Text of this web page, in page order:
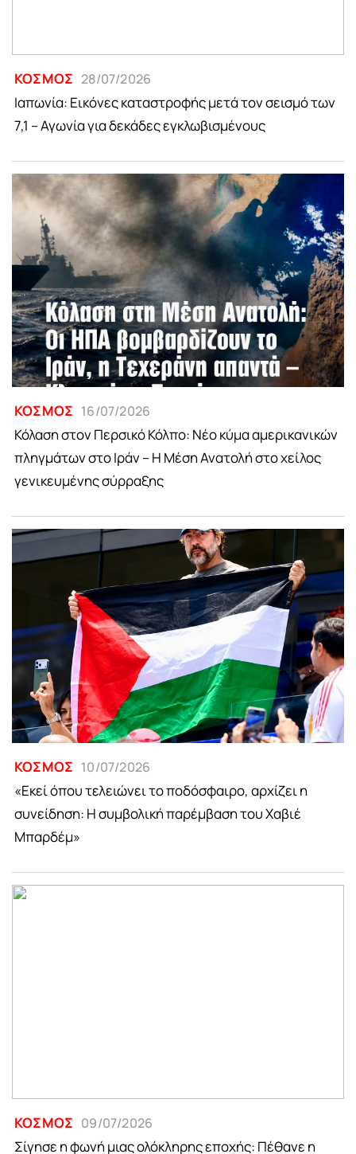
ΚΟΣΜΟΣ 28/07/2026
Ιαπωνία: Εικόνες καταστροφής μετά τον σεισμό των
7,1 – Αγωνία για δεκάδες εγκλωβισμένους
ΚΟΣΜΟΣ 16/07/2026
Κόλαση στον Περσικό Κόλπο: Νέο κύμα αμερικανικών
πληγμάτων στο Ιράν – Η Μέση Ανατολή στο χείλος
γενικευμένης σύρραξης
ΚΟΣΜΟΣ 10/07/2026
«Εκεί όπου τελειώνει το ποδόσφαιρο, αρχίζει η
συνείδηση: Η συμβολική παρέμβαση του Χαβιέ
Μπαρδέμ»
ΚΟΣΜΟΣ 09/07/2026
Σίγησε η φωνή μιας ολόκληρης εποχής: Πέθανε η